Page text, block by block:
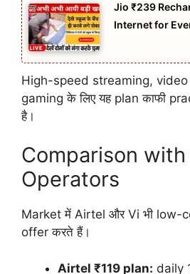
Jio ₹239
Internet for
High-speed streaming,
gaming के लिए यह plan काफी
है।
Comparison
Operators
Market में Airtel और Vi भी low-
offer करते हैं।
Airtel ₹119 plan: daily